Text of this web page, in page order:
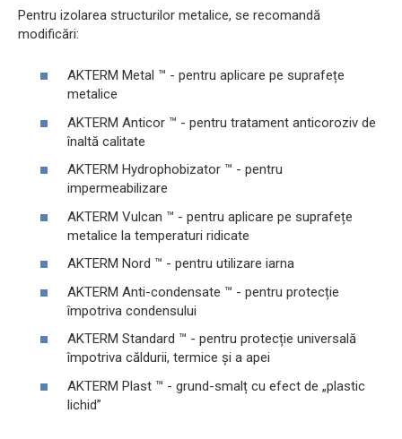
Pentru izolarea structurilor metalice, se recomandă
modificări:
AKTERM Metal ™ - pentru aplicare pe suprafețe
metalice
AKTERM Anticor ™ - pentru tratament anticoroziv de
înaltă calitate
AKTERM Hydrophobizator ™ - pentru
impermeabilizare
AKTERM Vulcan ™ - pentru aplicare pe suprafețe
metalice la temperaturi ridicate
AKTERM Nord ™ - pentru utilizare iarna
AKTERM Anti-condensate ™ - pentru protecție
împotriva condensului
AKTERM Standard ™ - pentru protecție universală
împotriva căldurii, termice și a apei
AKTERM Plast ™ - grund-smalț cu efect de „plastic
lichid”